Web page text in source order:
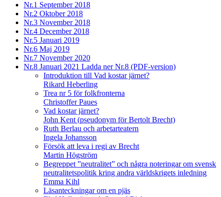
Nr.1 September 2018
Nr.2 Oktober 2018
Nr.3 November 2018
Nr.4 December 2018
Nr.5 Januari 2019
Nr.6 Maj 2019
Nr.7 November 2020
Nr.8 Januari 2021 Ladda ner Nr.8 (PDF-version)
Introduktion till Vad kostar järnet?
Rikard Heberling
Trea nr 5 för folkfronterna
Christoffer Paues
Vad kostar järnet?
John Kent (pseudonym för Bertolt Brecht)
Ruth Berlau och arbetarteatern
Ingela Johansson
Försök att leva i regi av Brecht
Martin Högström
Begreppet ”neutralitet” och några noteringar om svensk
neutralitetspolitik kring andra världskrigets inledning
Emma Kihl
Läsanteckningar om en pjäs